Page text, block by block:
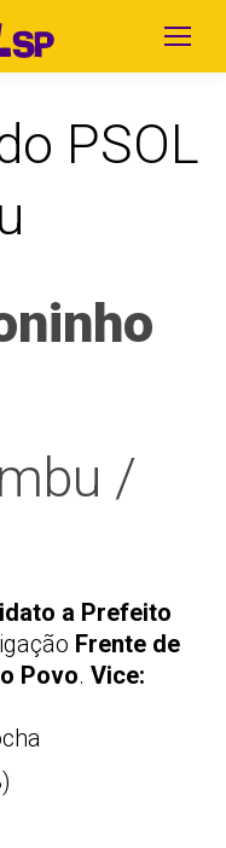
PSOL
/
a Prefeito
Frente de
Povo. Vice: